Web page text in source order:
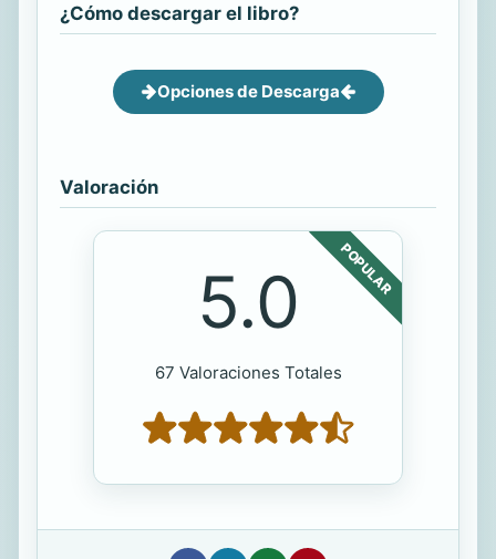
¿Cómo descargar el libro?
Opciones de Descarga
Valoración
POPULAR
5.0
67 Valoraciones Totales